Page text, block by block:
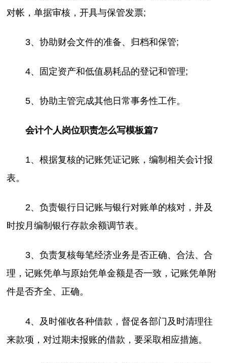
对帐，单据审核，开具与保管发票;
3、协助财会文件的准备、归档和保管;
4、固定资产和低值易耗品的登记和管理;
5、协助主管完成其他日常事务性工作。
会计个人岗位职责怎么写模板篇7
1、根据复核的记账凭证记账，编制相关会计报
表。
2、负责银行日记账与银行对账单的核对，并及
时按月编制银行存款余额调节表。
3、负责复核每笔经济业务是否正确、合法、合
理，记账凭单与原始凭单金额是否一致，记账凭单附
件是否齐全、正确。
4、及时催收各种借款，督促各部门及时清理往
来款项，对过期未报账的借款，要采取相应措施。